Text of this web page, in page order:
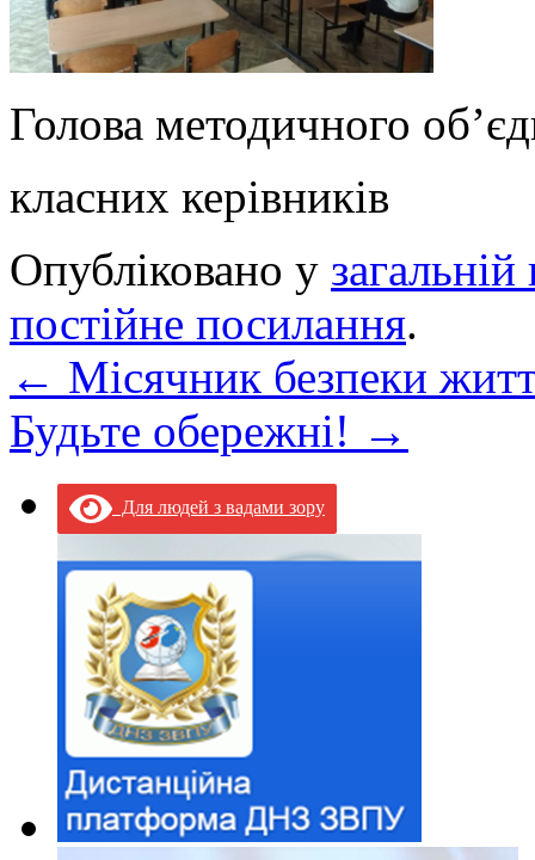
Голова методичного
класних
Опубліковано у загальній
постійне посилання.
← Місячник безпеки
Будьте обережні! →
Для людей з вадами зору